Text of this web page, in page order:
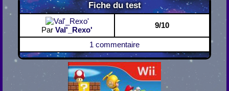
Fiche du test
Par Val'_Rexo'
9/10
1 commentaire